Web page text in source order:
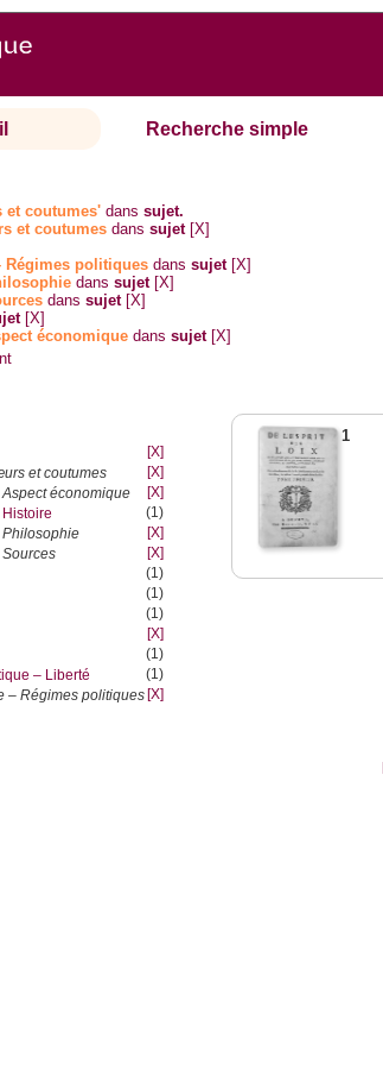
Recherche simple
coutumes' danssujet.
et coutumes danssujet [X]
Régimes politiques danssujet [X]
danssujet [X]
danssujet [X]
[X]
économique danssujet [X]
[X]
et coutumes
[X]
économique
[X]
(1)
[X]
[X]
(1)
(1)
(1)
[X]
(1)
– Liberté
(1)
– Régimes politiques [X]
1